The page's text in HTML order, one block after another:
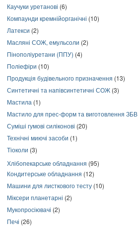
Каучуки уретанові (6)
Компаунди кремнійорганічні (10)
Латекси (2)
Масляні СОЖ, емульсоли (2)
Пінополіуретани (ППУ) (4)
Поліефіри (10)
Продукція будівельного призначення (13)
Синтетичні та напівсинтетичні СОЖ (3)
Мастила (1)
Мастило для прес-форм та виготовлення ЗБВ
Суміші гумові силіконові (20)
Технічні миючі засоби (1)
Тіоколи (3)
Хлібопекарське обладнання (95)
Кондитерське обладнання (12)
Машини для листкового тесту (10)
Міксери планетарні (2)
Мукопросіювачі (2)
Печі (26)